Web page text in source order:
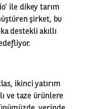
ile dikey tarım
şirket, bu
destekli akıllı
ikinci yatırım
ve taze ürünlere